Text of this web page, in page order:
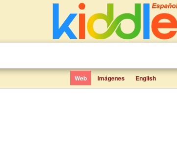
Web Imágenes English